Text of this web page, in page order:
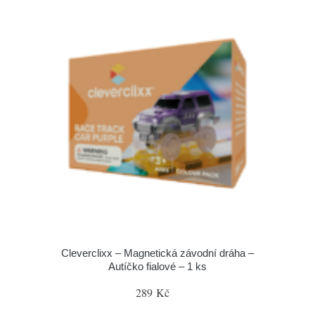
Cleverclixx – Magnetická závodní dráha –
Autíčko fialové – 1 ks
289 Kč